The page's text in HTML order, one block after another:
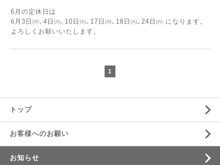
6月の定休日は
6月3日㈪､4日㈪､10日㈫､17日㈪､18日㈫､24日㈪ になります。
よろしくお願いいたします。
1
トップ
お客様へのお願い
お知らせ